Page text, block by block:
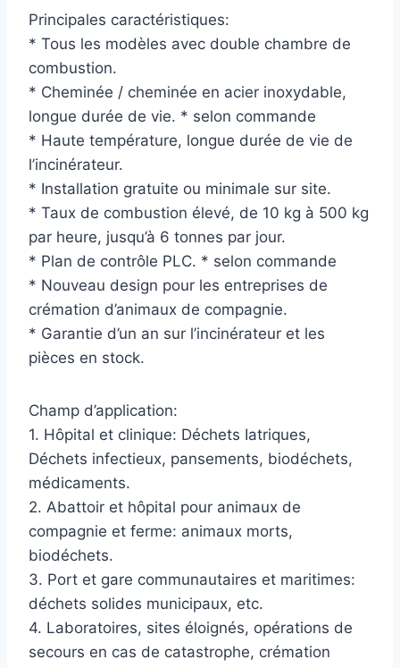
Principales caractéristiques:
* Tous les modèles avec double chambre de
combustion.
* Cheminée / cheminée en acier inoxydable,
longue durée de vie. * selon commande
* Haute température, longue durée de vie de
l’incinérateur.
* Installation gratuite ou minimale sur site.
* Taux de combustion élevé, de 10 kg à 500 kg
par heure, jusqu’à 6 tonnes par jour.
* Plan de contrôle PLC. * selon commande
* Nouveau design pour les entreprises de
crémation d’animaux de compagnie.
* Garantie d’un an sur l’incinérateur et les
pièces en stock.
Champ d’application:
1. Hôpital et clinique: Déchets Iatriques,
Déchets infectieux, pansements, biodéchets,
médicaments.
2. Abattoir et hôpital pour animaux de
compagnie et ferme: animaux morts,
biodéchets.
3. Port et gare communautaires et maritimes:
déchets solides municipaux, etc.
4. Laboratoires, sites éloignés, opérations de
secours en cas de catastrophe, crémation